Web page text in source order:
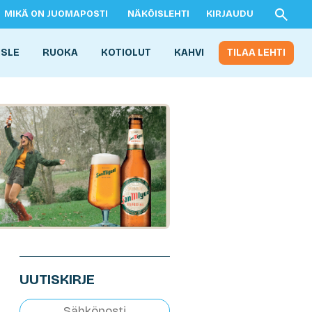
MIKÄ ON JUOMAPOSTI NÄKÖISLEHTI KIRJAUDU
RUOKA KOTIOLUT KAHVI TILAA LEHTI
UUTISKIRJE